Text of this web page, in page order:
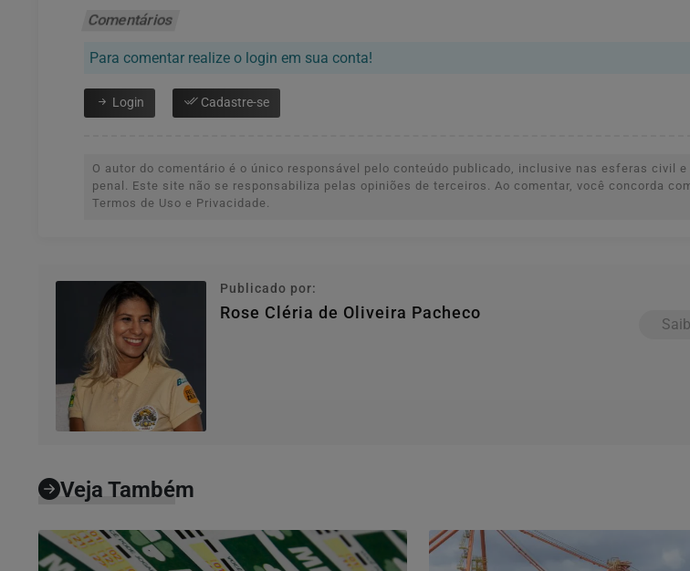
Comentários
Para comentar realize o login em sua conta!
Login Cadastre-se
O autor do comentário é o único responsável pelo conteúdo publicado, inclusive nas esferas civil e
penal. Este site não se responsabiliza pelas opiniões de terceiros. Ao comentar, você concorda
Termos de Uso e Privacidade.
Publicado por:
Rose Cléria de Oliveira Pacheco
Veja Também